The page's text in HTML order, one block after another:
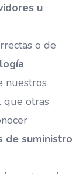
u
o de
nuestros
que otras
de suministro